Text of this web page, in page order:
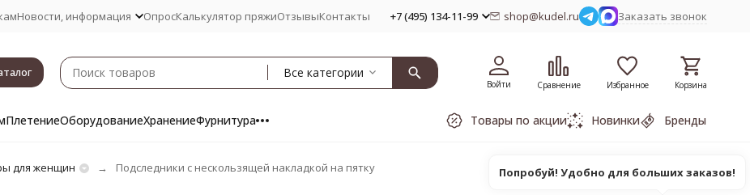
Новости, информация ОпросКалькулятор пряжиОтзывыКонтакты +7 (495) 134-11-99 shop@kudel.ru Заказать звонок
Все категории
Войти Сравнение Избранное Корзина
ПлетениеОборудованиеХранениеФурнитура Товары по акции Новинки Бренды
для женщин Подследники с нескользящей накладкой на пятку Попробуй! Удобно для больших заказов!